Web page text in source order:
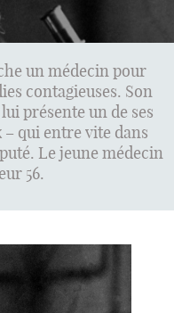
un médecin pour
contagieuses. Son
présente un de ses
– qui entre vite dans
Le jeune médecin
56.